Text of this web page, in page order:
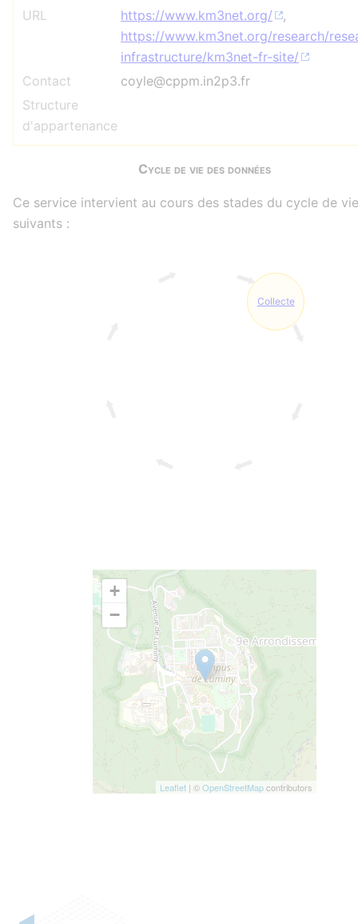
URL
https://www.km3net.org/
,
https://www.km3net.org/research/
infrastructure/km3net-fr-site/
Contact
coyle@cppm.in2p3.fr
Structure
d'appartenance
Cycle de vie des données
Ce service intervient au cours des stades du cycle de vie
suivants :
Collecte
+
−
Leaflet | ©OpenStreetMapcontributors